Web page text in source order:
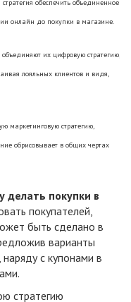
обеспечить объединенное
онлайн до покупки в магазине.
их цифровую стратегию,
лояльных клиентов и видя,
маркетинговую стратегию,
обрисовывает в общих чертах
делать покупки в
покупателей,
быть сделано в
варианты
наряду с купонами в
стратегию